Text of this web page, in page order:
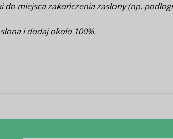
miejsca zakończenia zasłony (np.
i dodaj około 100%.